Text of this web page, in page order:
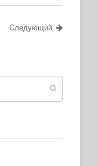
Следующий